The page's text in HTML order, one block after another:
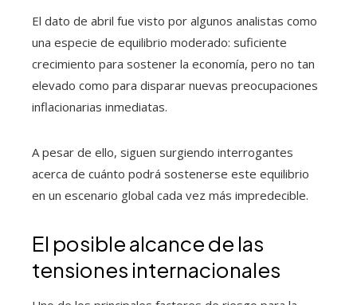
El dato de abril fue visto por algunos analistas como
una especie de equilibrio moderado: suficiente
crecimiento para sostener la economía, pero no tan
elevado como para disparar nuevas preocupaciones
inflacionarias inmediatas.
A pesar de ello, siguen surgiendo interrogantes
acerca de cuánto podrá sostenerse este equilibrio
en un escenario global cada vez más impredecible.
El posible alcance de las
tensiones internacionales